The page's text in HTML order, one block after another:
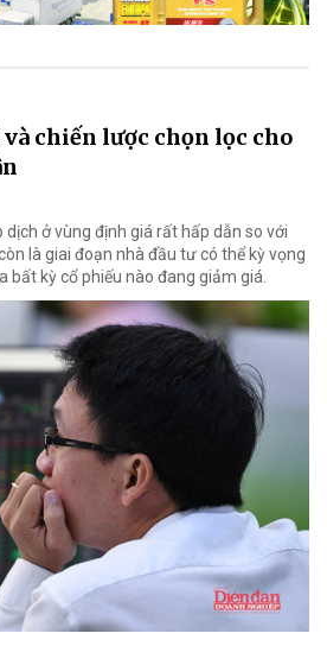
chiến lược chọn lọc cho
ở vùng định giá rất hấp dẫn so với
là giai đoạn nhà đầu tư có thể kỳ vọng
bất kỳ cổ phiếu nào đang giảm giá.